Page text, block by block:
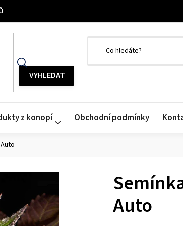
z konopí Obchodní podmínky
Auto